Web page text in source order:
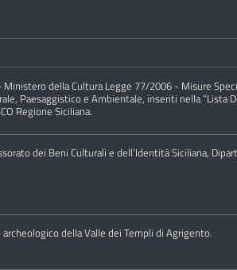
Ministero della Cultura Legge 77/2006 - Misure
Paesaggistico e Ambientale, inseriti nella “Lista
Regione Siciliana.
dei Beni Culturali e dell’Identità Siciliana,
archeologico della Valle dei Templi di Agrigento.